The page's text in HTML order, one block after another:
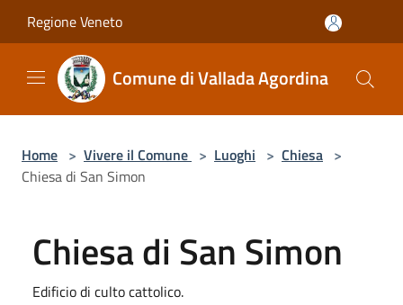
Regione Veneto
Comune di Vallada Agordina
Home > Vivere il Comune > Luoghi > Chiesa >
Chiesa di San Simon
Chiesa di San Simon
Edificio di culto cattolico.